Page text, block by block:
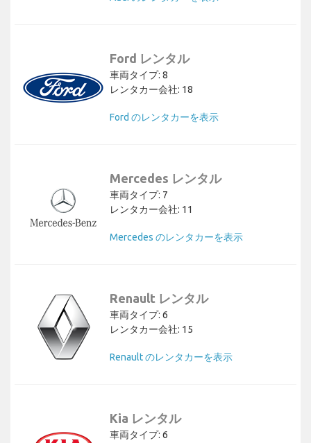
Ford レンタル
車両タイプ: 8
レンタカー会社: 18
Ford のレンタカーを表示
Mercedes レンタル
車両タイプ: 7
レンタカー会社: 11
Mercedes のレンタカーを表示
Renault レンタル
車両タイプ: 6
レンタカー会社: 15
Renault のレンタカーを表示
Kia レンタル
車両タイプ: 6